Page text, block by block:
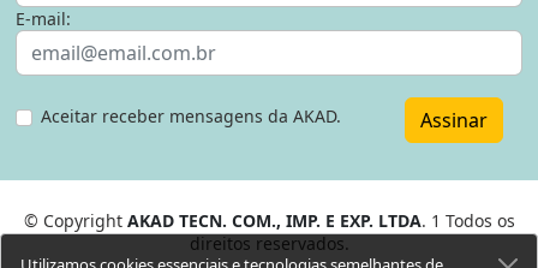
E-mail:
Aceitar receber mensagens da AKAD. Assinar
© Copyright AKAD TECN. COM., IMP. E EXP. LTDA. 1 Todos os
direitos reservados.